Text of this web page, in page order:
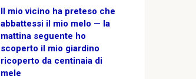
Il mio vicino ha preteso che
abbattessi il mio melo — la
mattina seguente ho
scoperto il mio giardino
ricoperto da centinaia di
mele